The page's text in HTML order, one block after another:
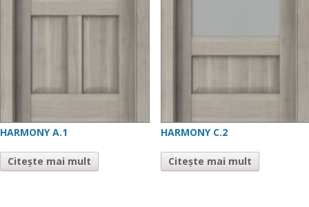
HARMONY A.1
Citește mai mult
HARMONY C.2
Citește mai mult